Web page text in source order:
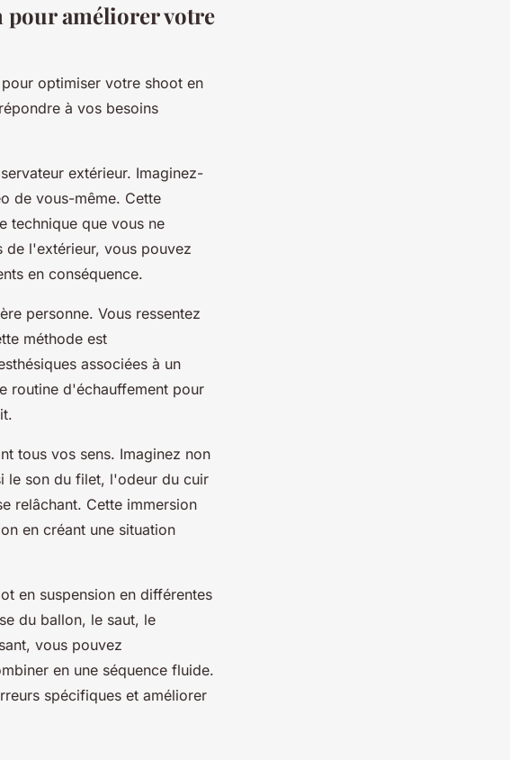
pour améliorer votre
optimiser votre shoot en
à vos besoins
extérieur. Imaginez-
de vous-même. Cette
technique que vous ne
de l'extérieur, vous pouvez
en conséquence.
personne. Vous ressentez
méthode est
associées à un
routine d'échauffement pour
tous vos sens. Imaginez non
le son du filet, l'odeur du cuir
relâchant. Cette immersion
en créant une situation
en suspension en différentes
du ballon, le saut, le
vous pouvez
en une séquence fluide.
spécifiques et améliorer